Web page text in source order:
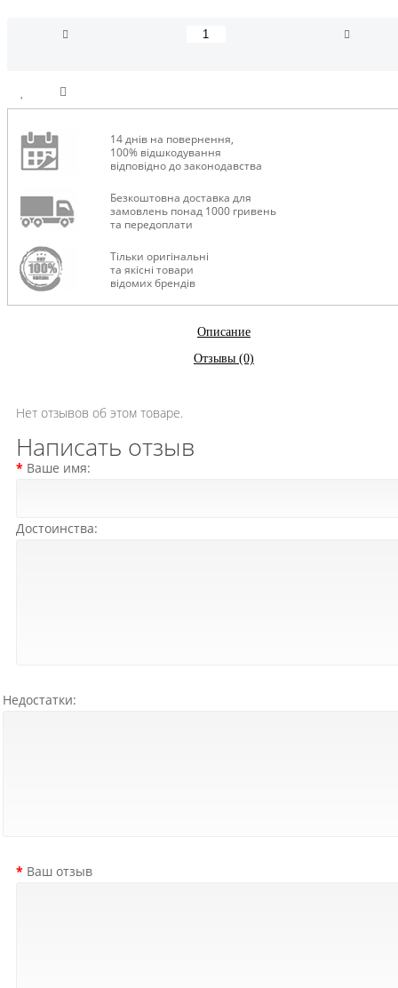
14 днів на повернення,
100% відшкодування
відповідно до законодавства
Безкоштовна доставка для
замовлень понад 1000 гривень
та передоплати
Тільки оригінальні
та якісні товари
відомих брендів
Описание
Отзывы (0)
Нет отзывов об этом товаре.
Написать отзыв
Ваше имя:
Достоинства:
Недостатки:
Ваш отзыв